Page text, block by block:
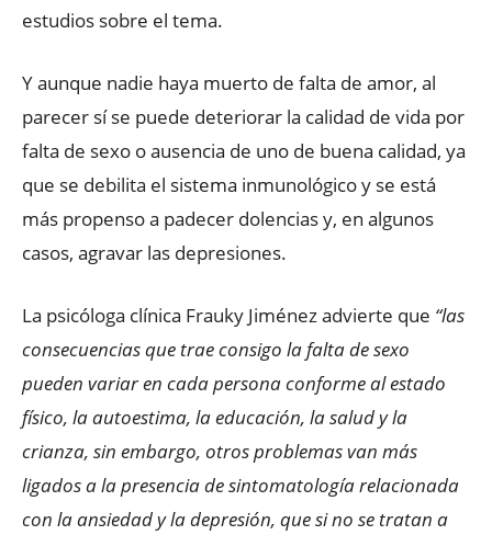
estudios sobre el tema.
Y aunque nadie haya muerto de falta de amor, al
parecer sí se puede deteriorar la calidad de vida por
falta de sexo o ausencia de uno de buena calidad, ya
que se debilita el sistema inmunológico y se está
más propenso a padecer dolencias y, en algunos
casos, agravar las depresiones.
La psicóloga clínica Frauky Jiménez advierte que “las
consecuencias que trae consigo la falta de sexo
pueden variar en cada persona conforme al estado
físico, la autoestima, la educación, la salud y la
crianza, sin embargo, otros problemas van más
ligados a la presencia de sintomatología relacionada
con la ansiedad y la depresión, que si no se tratan a